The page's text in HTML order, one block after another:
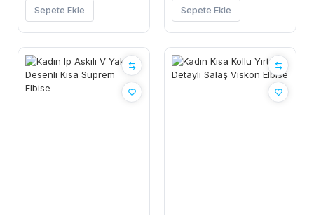
Sepete Ekle Sepete Ekle